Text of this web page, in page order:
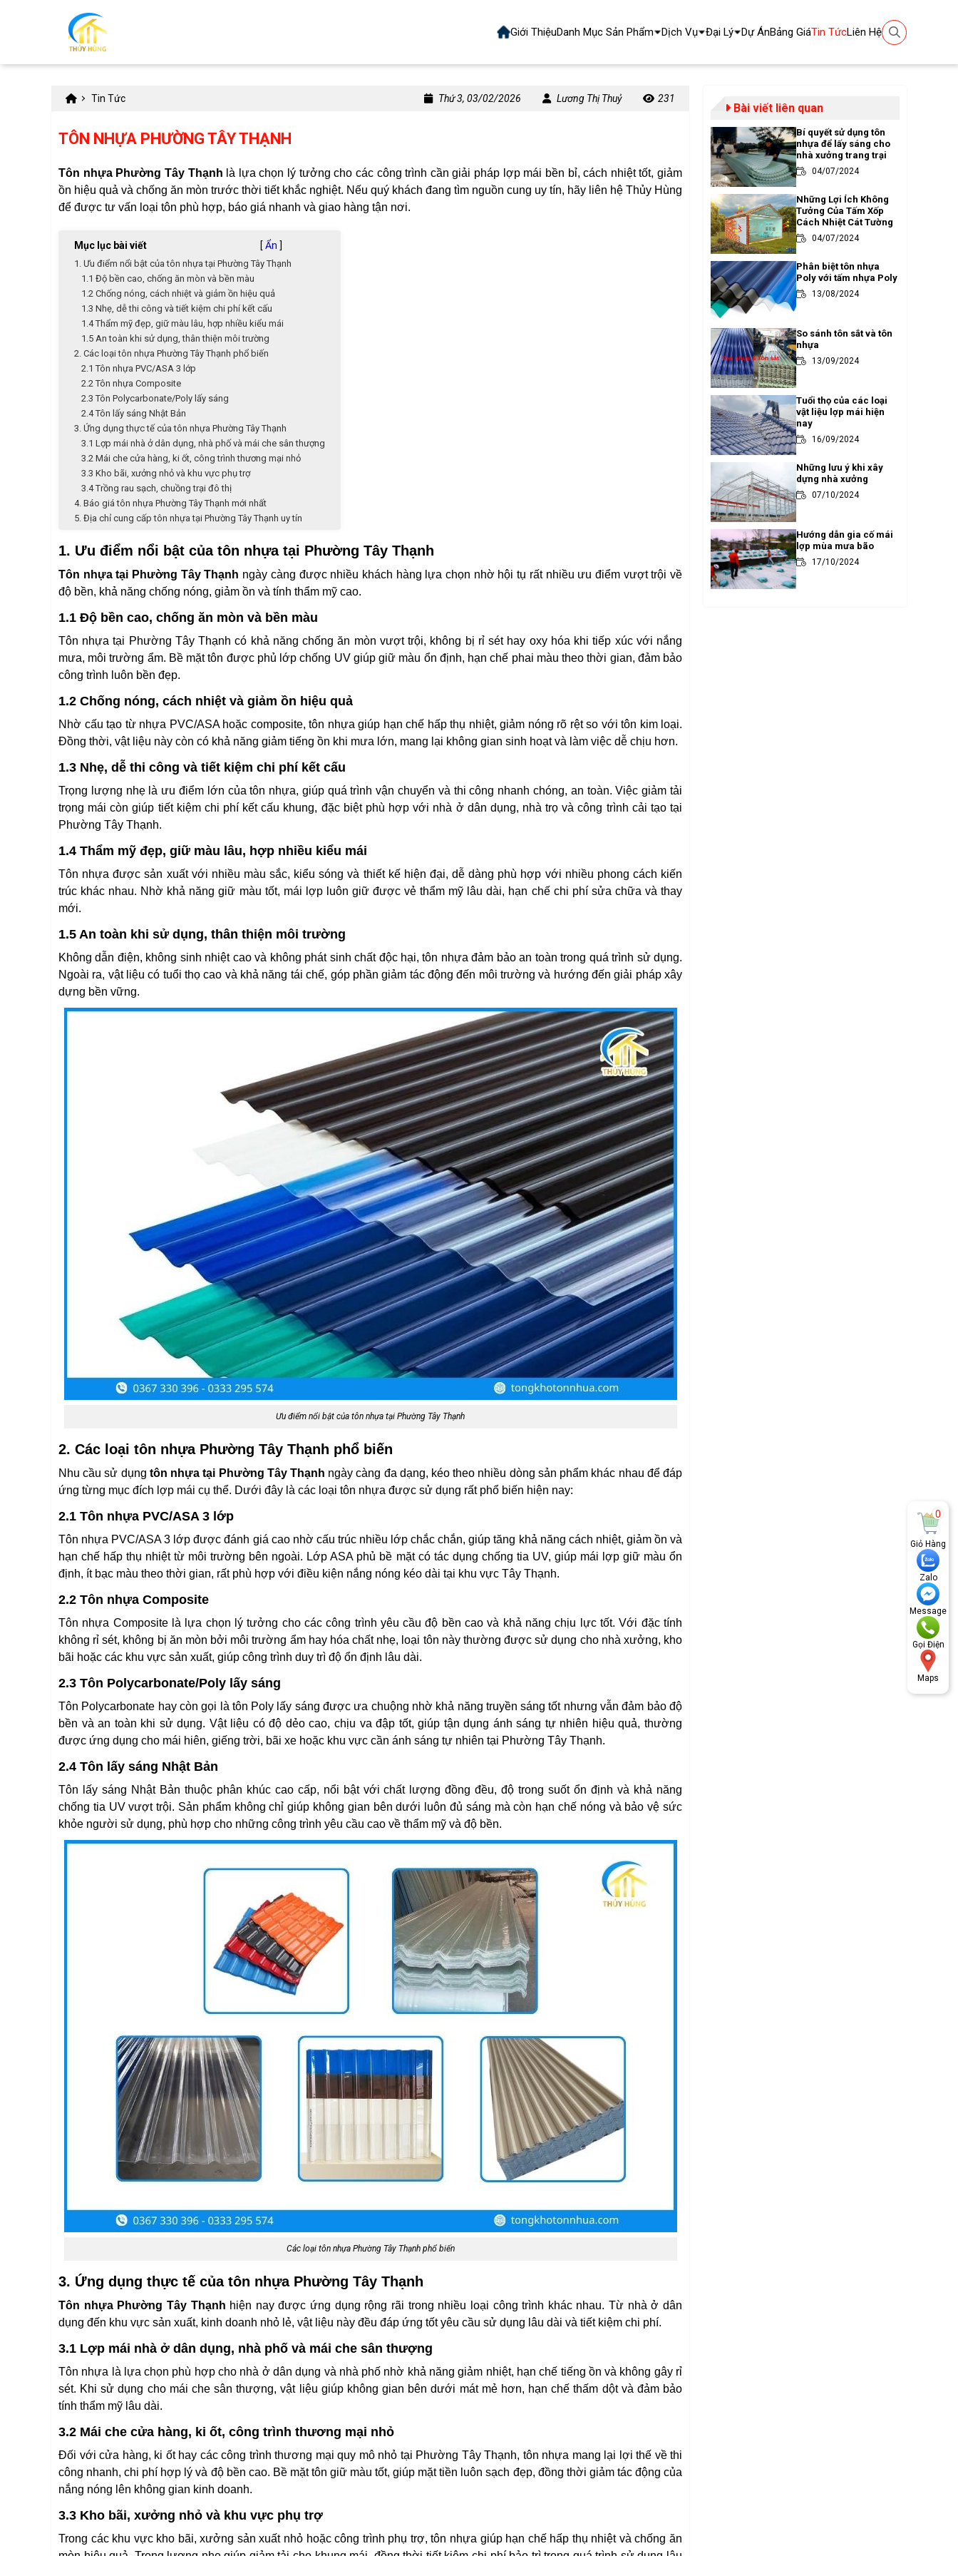
Giới ThiệuDanh Mục Sản Phẩm Dịch Vụ Đại Lý Dự ÁnBảng GiáTin TứcLiên Hệ
Tin Tức Thứ 3, 03/02/2026 Lương Thị Thuỷ 231
TÔN NHỰA PHƯỜNG TÂY THẠNH
Tôn nhựa Phường Tây Thạnh là lựa chọn lý tưởng cho các công trình cần giải pháp lợp mái bền bỉ, cách nhiệt tốt, giảm
ồn hiệu quả và chống ăn mòn trước thời tiết khắc nghiệt. Nếu quý khách đang tìm nguồn cung uy tín, hãy liên hệ Thủy Hùng
để được tư vấn loại tôn phù hợp, báo giá nhanh và giao hàng tận nơi.
Mục lục bài viết [ Ẩn ]
1. Ưu điểm nổi bật của tôn nhựa tại Phường Tây Thạnh
1.1 Độ bền cao, chống ăn mòn và bền màu
1.2 Chống nóng, cách nhiệt và giảm ồn hiệu quả
1.3 Nhẹ, dễ thi công và tiết kiệm chi phí kết cấu
1.4 Thẩm mỹ đẹp, giữ màu lâu, hợp nhiều kiểu mái
1.5 An toàn khi sử dụng, thân thiện môi trường
2. Các loại tôn nhựa Phường Tây Thạnh phổ biến
2.1 Tôn nhựa PVC/ASA 3 lớp
2.2 Tôn nhựa Composite
2.3 Tôn Polycarbonate/Poly lấy sáng
2.4 Tôn lấy sáng Nhật Bản
3. Ứng dụng thực tế của tôn nhựa Phường Tây Thạnh
3.1 Lợp mái nhà ở dân dụng, nhà phố và mái che sân thượng
3.2 Mái che cửa hàng, ki ốt, công trình thương mại nhỏ
3.3 Kho bãi, xưởng nhỏ và khu vực phụ trợ
3.4 Trồng rau sạch, chuồng trại đô thị
4. Báo giá tôn nhựa Phường Tây Thạnh mới nhất
5. Địa chỉ cung cấp tôn nhựa tại Phường Tây Thạnh uy tín
1. Ưu điểm nổi bật của tôn nhựa tại Phường Tây Thạnh
Tôn nhựa tại Phường Tây Thạnh ngày càng được nhiều khách hàng lựa chọn nhờ hội tụ rất nhiều ưu điểm vượt trội về
độ bền, khả năng chống nóng, giảm ồn và tính thẩm mỹ cao.
1.1 Độ bền cao, chống ăn mòn và bền màu
Tôn nhựa tại Phường Tây Thạnh có khả năng chống ăn mòn vượt trội, không bị rỉ sét hay oxy hóa khi tiếp xúc với nắng
mưa, môi trường ẩm. Bề mặt tôn được phủ lớp chống UV giúp giữ màu ổn định, hạn chế phai màu theo thời gian, đảm bảo
công trình luôn bền đẹp.
1.2 Chống nóng, cách nhiệt và giảm ồn hiệu quả
Nhờ cấu tạo từ nhựa PVC/ASA hoặc composite, tôn nhựa giúp hạn chế hấp thụ nhiệt, giảm nóng rõ rệt so với tôn kim loại.
Đồng thời, vật liệu này còn có khả năng giảm tiếng ồn khi mưa lớn, mang lại không gian sinh hoạt và làm việc dễ chịu hơn.
1.3 Nhẹ, dễ thi công và tiết kiệm chi phí kết cấu
Trọng lượng nhẹ là ưu điểm lớn của tôn nhựa, giúp quá trình vận chuyển và thi công nhanh chóng, an toàn. Việc giảm tải
trọng mái còn giúp tiết kiệm chi phí kết cấu khung, đặc biệt phù hợp với nhà ở dân dụng, nhà trọ và công trình cải tạo tại
Phường Tây Thạnh.
1.4 Thẩm mỹ đẹp, giữ màu lâu, hợp nhiều kiểu mái
Tôn nhựa được sản xuất với nhiều màu sắc, kiểu sóng và thiết kế hiện đại, dễ dàng phù hợp với nhiều phong cách kiến
trúc khác nhau. Nhờ khả năng giữ màu tốt, mái lợp luôn giữ được vẻ thẩm mỹ lâu dài, hạn chế chi phí sửa chữa và thay
mới.
1.5 An toàn khi sử dụng, thân thiện môi trường
Không dẫn điện, không sinh nhiệt cao và không phát sinh chất độc hại, tôn nhựa đảm bảo an toàn trong quá trình sử dụng.
Ngoài ra, vật liệu có tuổi thọ cao và khả năng tái chế, góp phần giảm tác động đến môi trường và hướng đến giải pháp xây
dựng bền vững.
Ưu điểm nổi bật của tôn nhựa tại Phường Tây Thạnh
2. Các loại tôn nhựa Phường Tây Thạnh phổ biến
Nhu cầu sử dụng tôn nhựa tại Phường Tây Thạnh ngày càng đa dạng, kéo theo nhiều dòng sản phẩm khác nhau để đáp
ứng từng mục đích lợp mái cụ thể. Dưới đây là các loại tôn nhựa được sử dụng rất phổ biến hiện nay:
2.1 Tôn nhựa PVC/ASA 3 lớp
Tôn nhựa PVC/ASA 3 lớp được đánh giá cao nhờ cấu trúc nhiều lớp chắc chắn, giúp tăng khả năng cách nhiệt, giảm ồn và
hạn chế hấp thụ nhiệt từ môi trường bên ngoài. Lớp ASA phủ bề mặt có tác dụng chống tia UV, giúp mái lợp giữ màu ổn
định, ít bạc màu theo thời gian, rất phù hợp với điều kiện nắng nóng kéo dài tại khu vực Tây Thạnh.
2.2 Tôn nhựa Composite
Tôn nhựa Composite là lựa chọn lý tưởng cho các công trình yêu cầu độ bền cao và khả năng chịu lực tốt. Với đặc tính
không rỉ sét, không bị ăn mòn bởi môi trường ẩm hay hóa chất nhẹ, loại tôn này thường được sử dụng cho nhà xưởng, kho
bãi hoặc các khu vực sản xuất, giúp công trình duy trì độ ổn định lâu dài.
2.3 Tôn Polycarbonate/Poly lấy sáng
Tôn Polycarbonate hay còn gọi là tôn Poly lấy sáng được ưa chuộng nhờ khả năng truyền sáng tốt nhưng vẫn đảm bảo độ
bền và an toàn khi sử dụng. Vật liệu có độ dẻo cao, chịu va đập tốt, giúp tận dụng ánh sáng tự nhiên hiệu quả, thường
được ứng dụng cho mái hiên, giếng trời, bãi xe hoặc khu vực cần ánh sáng tự nhiên tại Phường Tây Thạnh.
2.4 Tôn lấy sáng Nhật Bản
Tôn lấy sáng Nhật Bản thuộc phân khúc cao cấp, nổi bật với chất lượng đồng đều, độ trong suốt ổn định và khả năng
chống tia UV vượt trội. Sản phẩm không chỉ giúp không gian bên dưới luôn đủ sáng mà còn hạn chế nóng và bảo vệ sức
khỏe người sử dụng, phù hợp cho những công trình yêu cầu cao về thẩm mỹ và độ bền.
Các loại tôn nhựa Phường Tây Thạnh phổ biến
3. Ứng dụng thực tế của tôn nhựa Phường Tây Thạnh
Tôn nhựa Phường Tây Thạnh hiện nay được ứng dụng rộng rãi trong nhiều loại công trình khác nhau. Từ nhà ở dân
dụng đến khu vực sản xuất, kinh doanh nhỏ lẻ, vật liệu này đều đáp ứng tốt yêu cầu sử dụng lâu dài và tiết kiệm chi phí.
3.1 Lợp mái nhà ở dân dụng, nhà phố và mái che sân thượng
Tôn nhựa là lựa chọn phù hợp cho nhà ở dân dụng và nhà phố nhờ khả năng giảm nhiệt, hạn chế tiếng ồn và không gây rỉ
sét. Khi sử dụng cho mái che sân thượng, vật liệu giúp không gian bên dưới mát mẻ hơn, hạn chế thấm dột và đảm bảo
tính thẩm mỹ lâu dài.
3.2 Mái che cửa hàng, ki ốt, công trình thương mại nhỏ
Đối với cửa hàng, ki ốt hay các công trình thương mại quy mô nhỏ tại Phường Tây Thạnh, tôn nhựa mang lại lợi thế về thi
công nhanh, chi phí hợp lý và độ bền cao. Bề mặt tôn giữ màu tốt, giúp mặt tiền luôn sạch đẹp, đồng thời giảm tác động của
nắng nóng lên không gian kinh doanh.
3.3 Kho bãi, xưởng nhỏ và khu vực phụ trợ
Trong các khu vực kho bãi, xưởng sản xuất nhỏ hoặc công trình phụ trợ, tôn nhựa giúp hạn chế hấp thụ nhiệt và chống ăn
Bài viết liên quan
Bí quyết sử dụng tôn
nhựa để lấy sáng cho
nhà xưởng trang trại
04/07/2024
Những Lợi Ích Không
Tưởng Của Tấm Xốp
Cách Nhiệt Cát Tường
04/07/2024
Phân biệt tôn nhựa
Poly với tấm nhựa Poly
13/08/2024
So sánh tôn sắt và tôn
nhựa
13/09/2024
Tuổi thọ của các loại
vật liệu lợp mái hiện
nay
16/09/2024
Những lưu ý khi xây
dựng nhà xưởng
07/10/2024
Hướng dẫn gia cố mái
lợp mùa mưa bão
17/10/2024
0
Giỏ Hàng
Zalo
Message
Gọi Điện
Maps